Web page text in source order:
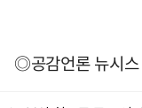
◎공감언론 뉴시스